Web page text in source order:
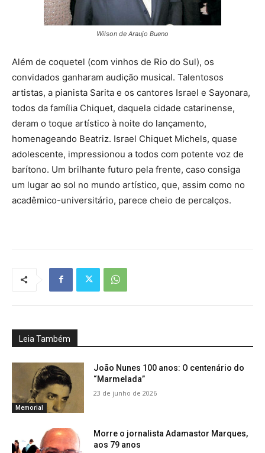
Wilson de Araujo Bueno
Além de coquetel (com vinhos de Rio do Sul), os
convidados ganharam audição musical. Talentosos
artistas, a pianista Sarita e os cantores Israel e Sayonara,
todos da família Chiquet, daquela cidade catarinense,
deram o toque artístico à noite do lançamento,
homenageando Beatriz. Israel Chiquet Michels, quase
adolescente, impressionou a todos com potente voz de
barítono. Um brilhante futuro pela frente, caso consiga
um lugar ao sol no mundo artístico, que, assim como no
acadêmico-universitário, parece cheio de percalços.
Leia Também
Memorial
João Nunes 100 anos: O centenário do
“Marmelada”
23 de junho de 2026
Morre o jornalista Adamastor Marques,
aos 79 anos